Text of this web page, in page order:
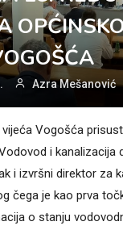
Azra Mešanović
Vogošća
i kanalizacija
i izvršni direktor za
čega je kao prva
o stanju